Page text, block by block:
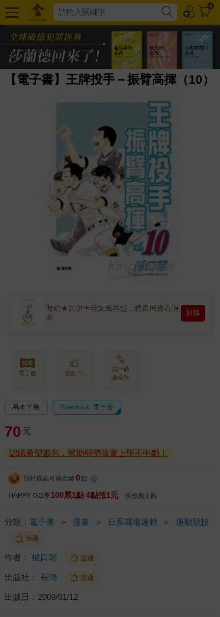
0
【電子書】王牌投手－振臂高揮（10）
呀哈★吉伊卡哇旋風再起，精選周邊看過
來
加購
電子書 喜歡+1
寫評價
賺金幣
紙本平裝 Readmoo 電子書
70 元
認購希望書包，幫助弱勢孩童上學不中斷！
預計最高可得金幣 0 點
HAPPY GO享100累1點 4點抵1元 折抵無上限
分類： 電子書 ＞ 漫畫 ＞ 日系職場運動 ＞ 運動競技
追蹤
作者： 樋口朝 追蹤
出版社： 長鴻 追蹤
出版日： 2009/01/12